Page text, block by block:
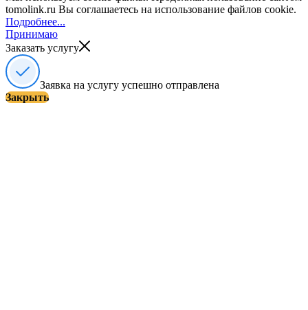
tomolink.ru Вы соглашаетесь на использование файлов cookie.
Подробнее...
Принимаю
Заказать услугу
Заявка на услугу успешно отправлена
Закрыть